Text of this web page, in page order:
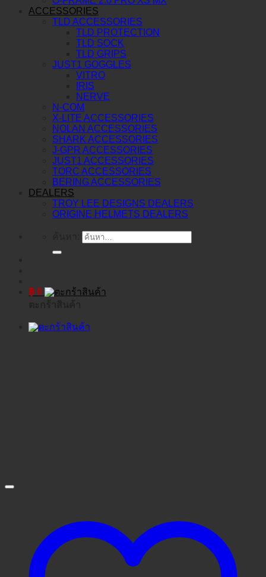
ACCESSORIES
TLD ACCESSORIES
TLD PROTECTION
TLD SOCK
TLD GRIPS
JUST1 GOGGLES
VITRO
IRIS
NERVE
N-COM
X-LITE ACCESSORIES
NOLAN ACCESSORIES
SHARK ACCESSORIES
J-GPR ACCESSORIES
JUST1 ACCESSORIES
TORC ACCESSORIES
BERING ACCESSORIES
DEALERS
TROY LEE DESIGNS DEALERS
ORIGINE HELMETS DEALERS
฿ 0